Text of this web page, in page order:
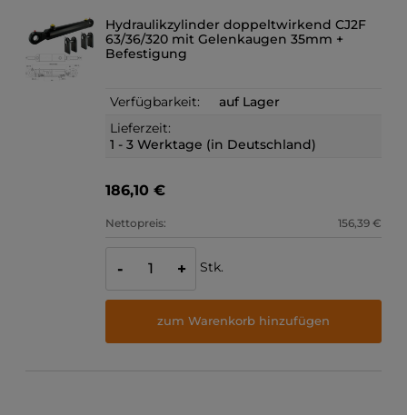
Hydraulikzylinder doppeltwirkend CJ2F
63/36/320 mit Gelenkaugen 35mm +
Befestigung
Verfügbarkeit:
auf Lager
Lieferzeit:
1 - 3 Werktage (in Deutschland)
186,10 €
Nettopreis: 156,39 €
- + Stk.
zum Warenkorb hinzufügen